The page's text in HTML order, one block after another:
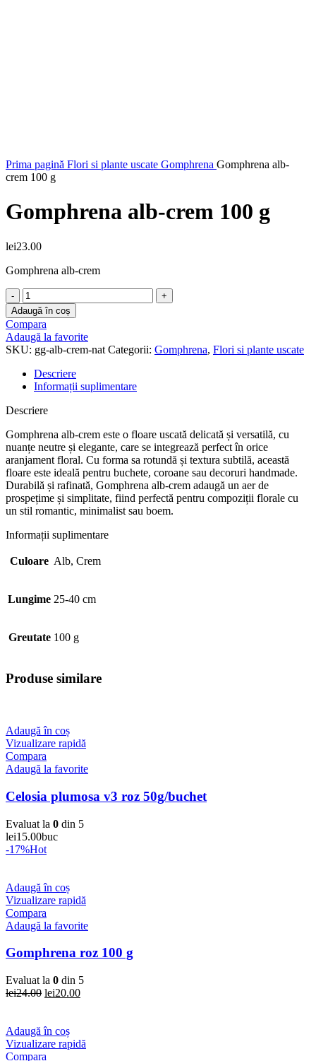
Prima pagină Flori si plante uscate Gomphrena Gomphrena alb-
crem 100 g
Gomphrena alb-crem 100 g
lei23.00
Gomphrena alb-crem
Cantitate
Gomphrena
alb-
crem
100
g
Adaugă în coș
Compara
Adaugă la favorite
SKU: gg-alb-crem-nat Categorii: Gomphrena, Flori si plante uscate
Descriere
Informații suplimentare
Descriere
Gomphrena alb-crem este o floare uscată delicată și versatilă, cu
nuanțe neutre și elegante, care se integrează perfect în orice
aranjament floral. Cu forma sa rotundă și textura subtilă, această
floare este ideală pentru buchete, coroane sau decoruri handmade.
Durabilă și rafinată, Gomphrena alb-crem adaugă un aer de
prospețime și simplitate, fiind perfectă pentru compoziții florale cu
un stil romantic, minimalist sau boem.
Informații suplimentare
Culoare Alb, Crem
Lungime 25-40 cm
Greutate 100 g
Produse similare
Adaugă în coș
Vizualizare rapidă
Compara
Adaugă la favorite
Celosia plumosa v3 roz 50g/buchet
Evaluat la 0 din 5
lei15.00buc
-17%Hot
Adaugă în coș
Vizualizare rapidă
Compara
Adaugă la favorite
Gomphrena roz 100 g
Evaluat la 0 din 5
lei24.00 Prețul
fost:
lei24.00.
lei20.00Prețul
Adaugă în coș
Vizualizare rapidă
Compara